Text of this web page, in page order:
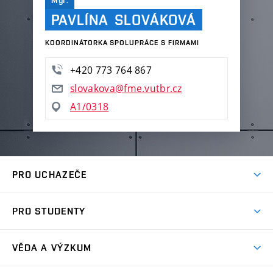
PAVLÍNA SLOVÁKOVÁ
KOORDINÁTORKA SPOLUPRÁCE S FIRMAMI
+420 773 764 867
slovakova@fme.vutbr.cz
A1/0318
PRO UCHAZEČE
Ambasadoři studia
PRO STUDENTY
VĚDA A VÝZKUM